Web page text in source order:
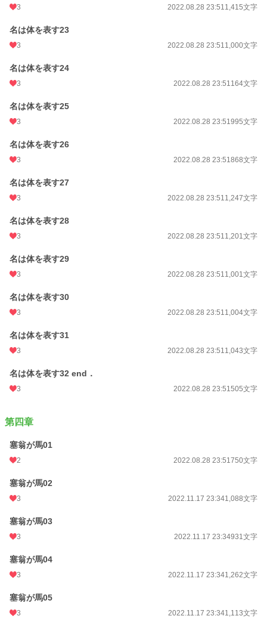
3 2022.08.28 23:511,415文字
名は体を表す23
3 2022.08.28 23:511,000文字
名は体を表す24
3 2022.08.28 23:51164文字
名は体を表す25
3 2022.08.28 23:51995文字
名は体を表す26
3 2022.08.28 23:51868文字
名は体を表す27
3 2022.08.28 23:511,247文字
名は体を表す28
3 2022.08.28 23:511,201文字
名は体を表す29
3 2022.08.28 23:511,001文字
名は体を表す30
3 2022.08.28 23:511,004文字
名は体を表す31
3 2022.08.28 23:511,043文字
名は体を表す32 end．
3 2022.08.28 23:51505文字
第四章
塞翁が馬01
2 2022.08.28 23:51750文字
塞翁が馬02
3 2022.11.17 23:341,088文字
塞翁が馬03
3 2022.11.17 23:34931文字
塞翁が馬04
3 2022.11.17 23:341,262文字
塞翁が馬05
3 2022.11.17 23:341,113文字